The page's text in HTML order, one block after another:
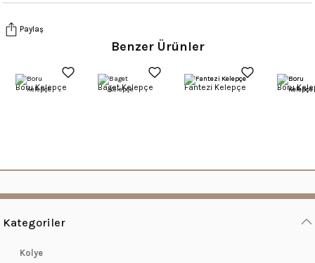
Paylaş
Benzer Ürünler
Boru Kelepçe Baget Kelepçe Fantezi Kelepçe Boru
Kategoriler
Kolye